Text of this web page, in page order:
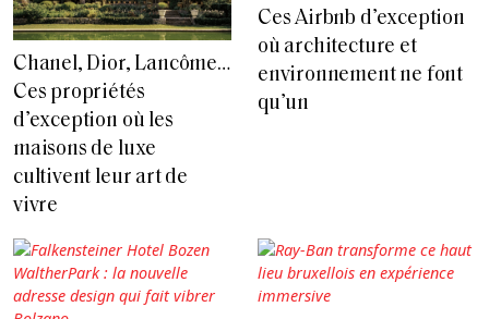
Chanel, Dior, Lancôme…
Ces propriétés
d’exception où les
maisons de luxe
cultivent leur art de
vivre
Ces Airbnb d’exception
où architecture et
environnement ne font
qu’un